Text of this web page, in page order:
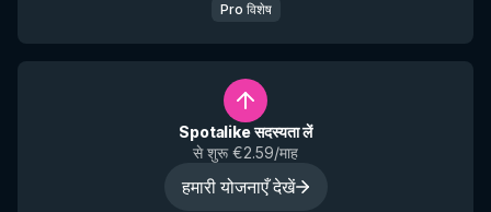
Pro विशेष
Spotalike सदस्यता लें
से शुरू €2.59/माह
हमारी योजनाएँ देखें